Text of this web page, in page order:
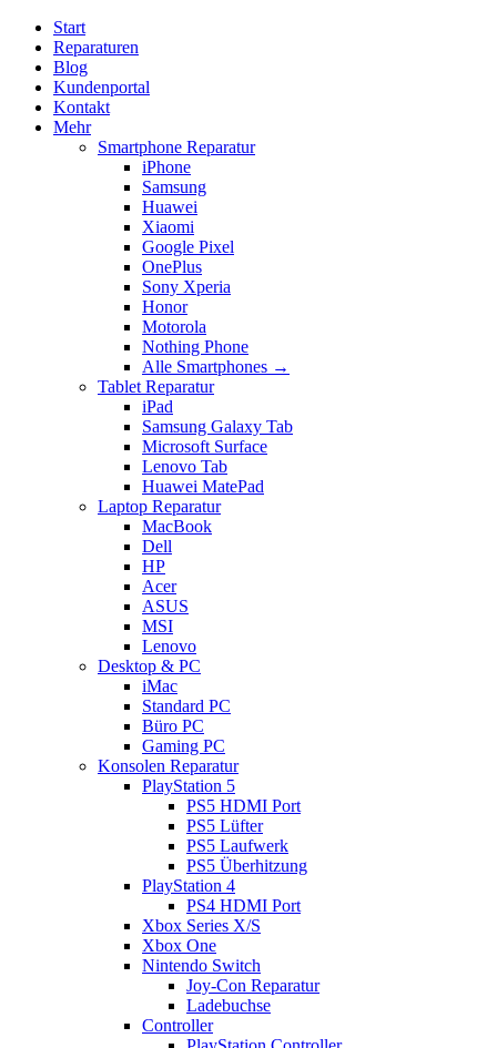
Start
Reparaturen
Blog
Kundenportal
Kontakt
Mehr
Smartphone Reparatur
iPhone
Samsung
Huawei
Xiaomi
Google Pixel
OnePlus
Sony Xperia
Honor
Motorola
Nothing Phone
Alle Smartphones →
Tablet Reparatur
iPad
Samsung Galaxy Tab
Microsoft Surface
Lenovo Tab
Huawei MatePad
Laptop Reparatur
MacBook
Dell
HP
Acer
ASUS
MSI
Lenovo
Desktop & PC
iMac
Standard PC
Büro PC
Gaming PC
Konsolen Reparatur
PlayStation 5
PS5 HDMI Port
PS5 Lüfter
PS5 Laufwerk
PS5 Überhitzung
PlayStation 4
PS4 HDMI Port
Xbox Series X/S
Xbox One
Nintendo Switch
Joy-Con Reparatur
Ladebuchse
Controller